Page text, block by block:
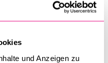
und Anzeigen zu